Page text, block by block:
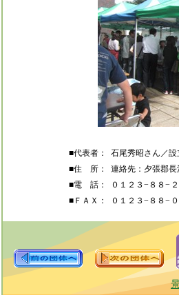
■代表者：
石尾秀昭さん／設
■住 所：
連絡先：夕張郡
■電 話：
０１２３−８８−
■ＦＡＸ：
０１２３−８８−